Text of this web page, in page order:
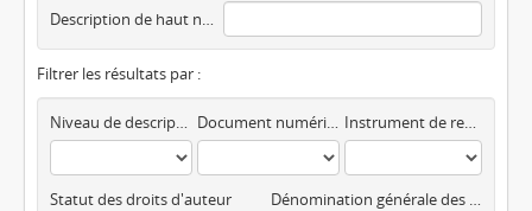
Description de haut niveau
Filtrer les résultats par :
Niveau de description Document numérique disponible Instrument de recherche
Statut des droits d'auteur Dénomination générale des documents